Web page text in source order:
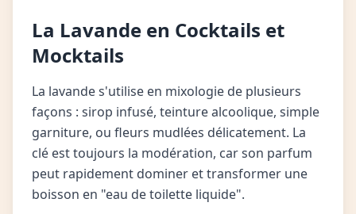
La Lavande en Cocktails et
Mocktails
La lavande s'utilise en mixologie de plusieurs
façons : sirop infusé, teinture alcoolique, simple
garniture, ou fleurs mudlées délicatement. La
clé est toujours la modération, car son parfum
peut rapidement dominer et transformer une
boisson en "eau de toilette liquide".